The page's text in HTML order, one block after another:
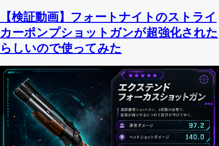
【検証動画】フォートナイトのストライ
カーポンプショットガンが超強化された
らしいので使ってみた